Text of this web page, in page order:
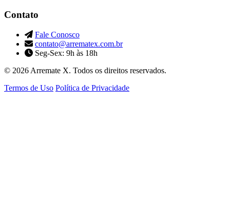
Contato
Fale Conosco
contato@arrematex.com.br
Seg-Sex: 9h às 18h
© 2026 Arremate X. Todos os direitos reservados.
Termos de Uso Política de Privacidade